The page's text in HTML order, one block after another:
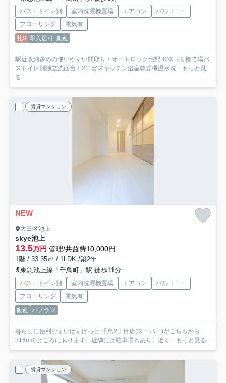
バス・トイレ別 室内洗濯機置場 エアコン
バルコニー
フローリング
電気有
礼0 即入居可 動画
駅近収納多めの使いやすい間取り！オートロック宅配BOXゴミ捨て場バ
ストイレ別独立洗面台！2口ガスキッチン浴室乾燥機温水洗... もっと見
る
賃貸マンション
NEW
大田区池上
skye池上
13.5万円 管理/共益費10,000円
1階 / 33.35㎡ / 1LDK /築2年
東急池上線「千鳥町」駅 徒歩11分
バス・トイレ別 室内洗濯機置場 エアコン
バルコニー
フローリング
電気有
動画 パノラマ
暮らしに便利なまいばすけっと 千鳥2丁目店(スーパー)がこちらから
316mのところにあります。近隣には駐車場もあり、近く... もっと見る
賃貸マンション